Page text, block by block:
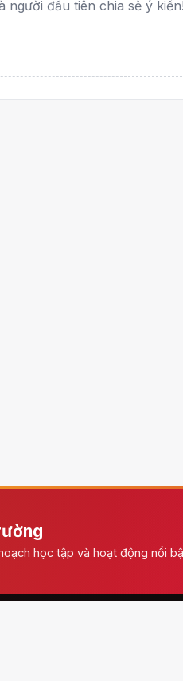
người đầu tiên chia sẻ ý kiến!
học tập và hoạt động nổi